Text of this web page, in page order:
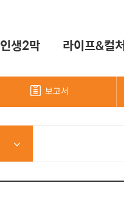
인생2막 라이프&컬
보고서